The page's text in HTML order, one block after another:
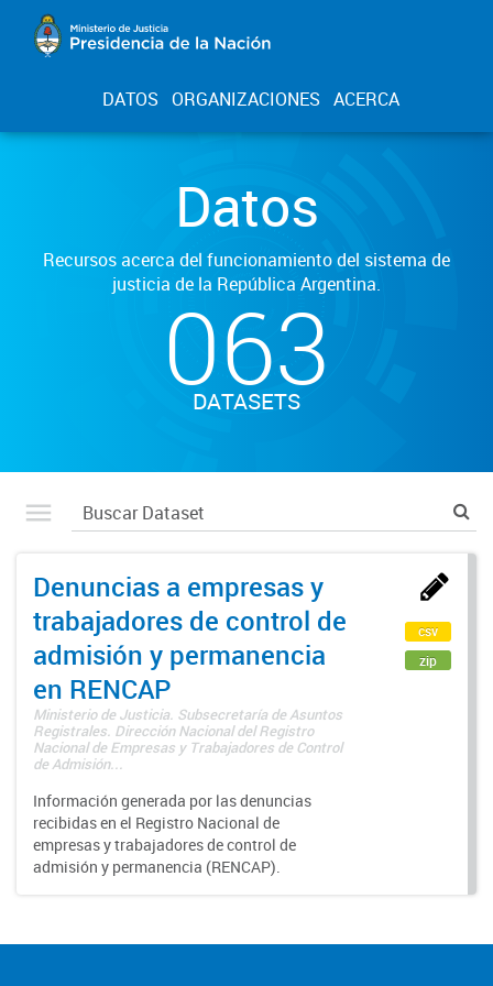
DATOS ORGANIZACIONES ACERCA
Datos
Recursos acerca del funcionamiento del sistema de
justicia de la República Argentina.
063
DATASETS
Denuncias a empresas y
trabajadores de control de
admisión y permanencia
en RENCAP
Ministerio de Justicia. Subsecretaría de Asuntos
Registrales. Dirección Nacional del Registro
Nacional de Empresas y Trabajadores de Control
de Admisión...
Información generada por las denuncias
recibidas en el Registro Nacional de
empresas y trabajadores de control de
admisión y permanencia (RENCAP).
csv
zip